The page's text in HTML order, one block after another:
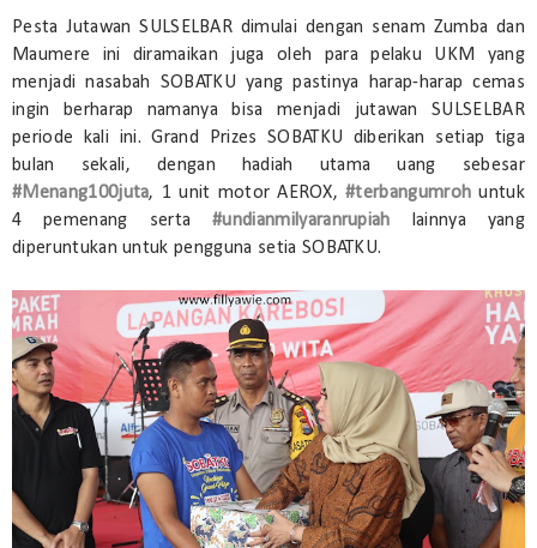
Pesta Jutawan SULSELBAR dimulai dengan senam Zumba dan
Maumere ini diramaikan juga oleh para pelaku UKM yang
menjadi nasabah SOBATKU yang pastinya harap-harap cemas
ingin berharap namanya bisa menjadi jutawan SULSELBAR
periode kali ini. Grand Prizes SOBATKU diberikan setiap tiga
bulan sekali, dengan hadiah utama uang sebesar
#Menang100juta, 1 unit motor AEROX,#terbangumroh untuk
4 pemenang serta#undianmilyaranrupiah lainnya yang
diperuntukan untuk pengguna setia SOBATKU.